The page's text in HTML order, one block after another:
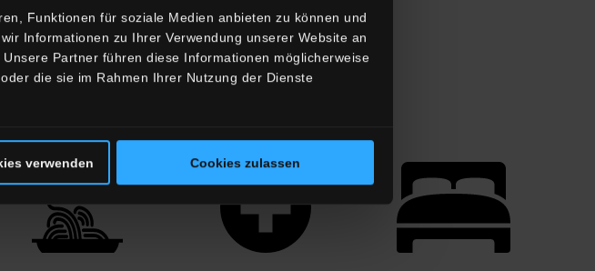
Funktionen für soziale Medien anbieten zu können und
Informationen zu Ihrer Verwendung unserer Website an
Partner führen diese Informationen möglicherweise
die sie im Rahmen Ihrer Nutzung der Dienste
verwenden Cookies zulassen